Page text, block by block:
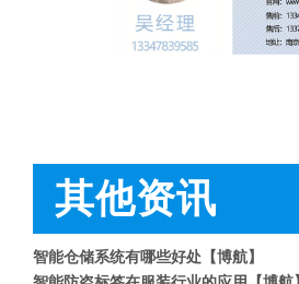
其他资讯
智能仓储系统有哪些好处【博航】
智能防盗标签在服装行业的应用【博航